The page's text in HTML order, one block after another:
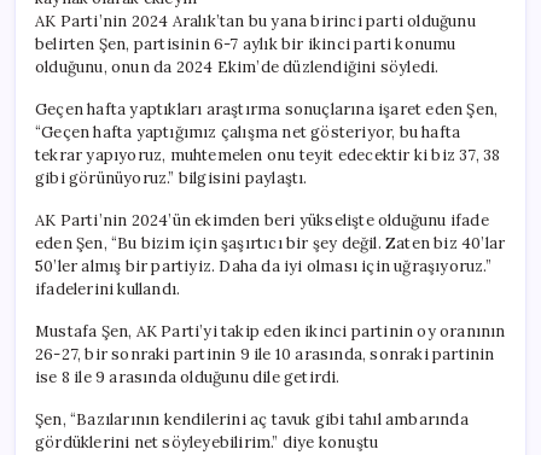
AK Parti’nin 2024 Aralık’tan bu yana birinci parti olduğunu
belirten Şen, partisinin 6-7 aylık bir ikinci parti konumu
olduğunu, onun da 2024 Ekim’de düzlendiğini söyledi.
Geçen hafta yaptıkları araştırma sonuçlarına işaret eden Şen,
“Geçen hafta yaptığımız çalışma net gösteriyor, bu hafta
tekrar yapıyoruz, muhtemelen onu teyit edecektir ki biz 37, 38
gibi görünüyoruz.” bilgisini paylaştı.
AK Parti’nin 2024’ün ekimden beri yükselişte olduğunu ifade
eden Şen, “Bu bizim için şaşırtıcı bir şey değil. Zaten biz 40’lar
50’ler almış bir partiyiz. Daha da iyi olması için uğraşıyoruz.”
ifadelerini kullandı.
Mustafa Şen, AK Parti’yi takip eden ikinci partinin oy oranının
26-27, bir sonraki partinin 9 ile 10 arasında, sonraki partinin
ise 8 ile 9 arasında olduğunu dile getirdi.
Şen, “Bazılarının kendilerini aç tavuk gibi tahıl ambarında
gördüklerini net söyleyebilirim.” diye konuştu